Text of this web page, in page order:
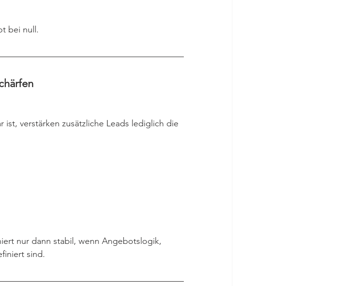
bei null.
verstärken zusätzliche Leads lediglich die
nur dann stabil, wenn Angebotslogik,
sind.